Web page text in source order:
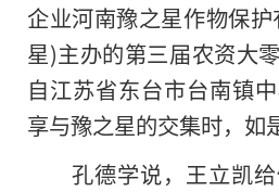
企业河南豫之星作物保
星)主办的第三届农资大
自江苏省东台市台南镇
享与豫之星的交集时，如
孔德学说，王立凯